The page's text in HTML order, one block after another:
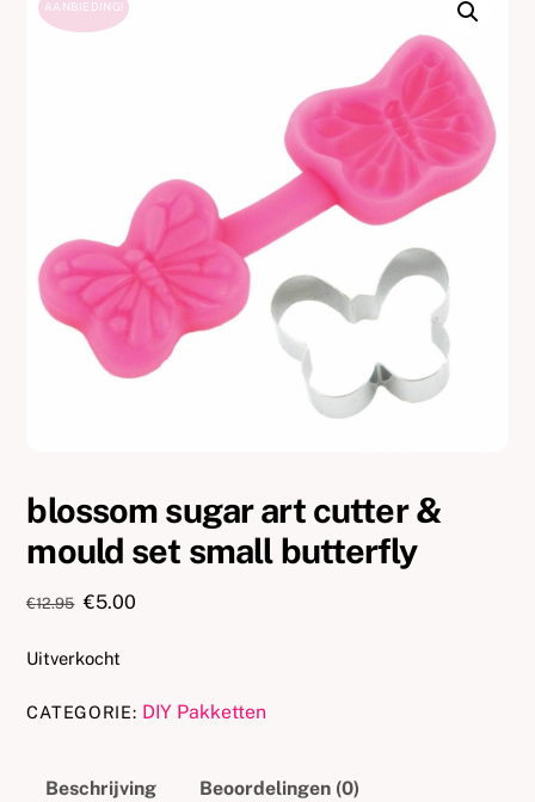
AANBIEDING!
blossom sugar art cutter &
mould set small butterfly
€12.95 Oorspronkelijke
was:
€5.00
Uitverkocht
CATEGORIE: DIY Pakketten
Beschrijving Beoordelingen (0)